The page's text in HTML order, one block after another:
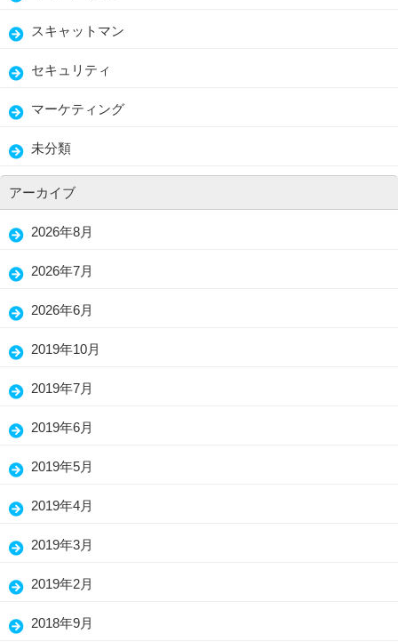
スキャットマン
セキュリティ
マーケティング
未分類
アーカイブ
2026年8月
2026年7月
2026年6月
2019年10月
2019年7月
2019年6月
2019年5月
2019年4月
2019年3月
2019年2月
2018年9月